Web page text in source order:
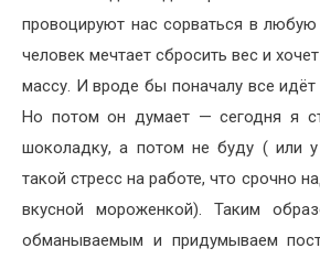
провоцируют нас сорваться в любую
человек мечтает сбросить вес и
массу. И вроде бы поначалу все идёт
Но потом он думает — сегодня я
шоколадку, а потом не буду ( или
такой стресс на работе, что срочно
вкусной мороженкой). Таким
обманываемым и придумываем